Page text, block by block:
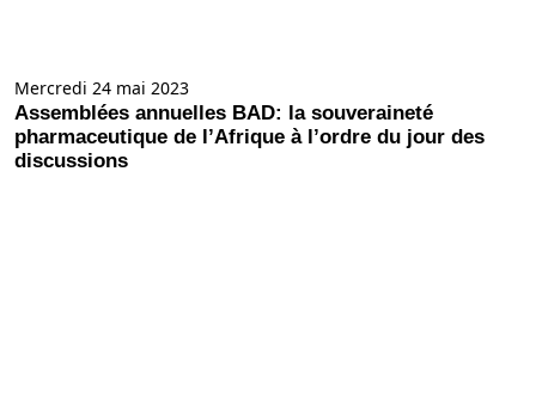
Mercredi 24 mai 2023
Assemblées annuelles BAD: la souveraineté
pharmaceutique de l’Afrique à l’ordre du jour des
discussions